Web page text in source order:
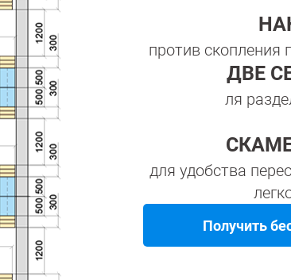
против скопления
ДВЕ
ля
для удобства
Получить